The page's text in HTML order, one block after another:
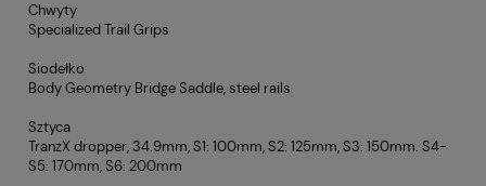
Chwyty
Specialized Trail Grips
Siodełko
Body Geometry Bridge Saddle, steel rails
Sztyca
TranzX dropper, 34.9mm, S1: 100mm, S2: 125mm, S3: 150mm. S4-
S5: 170mm, S6: 200mm